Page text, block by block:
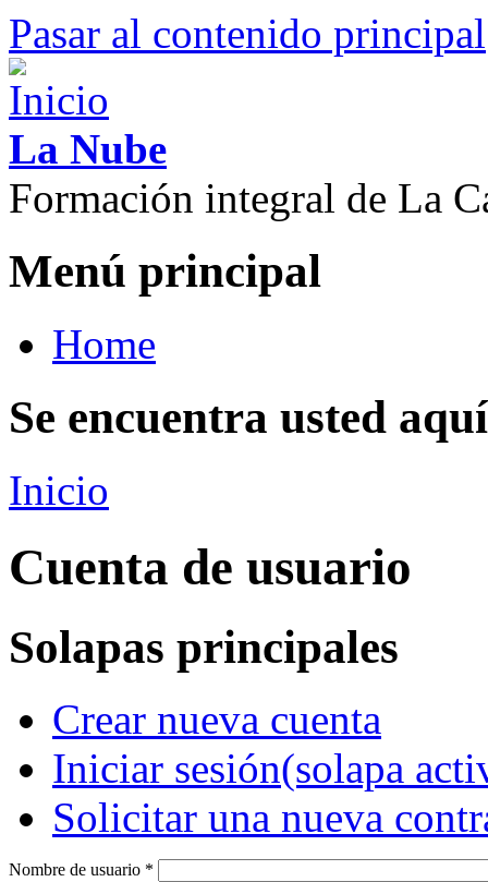
Pasar al contenido principal
La Nube
Formación integral de La
Menú principal
Home
Se encuentra usted aquí
Inicio
Cuenta de usuario
Solapas principales
Crear nueva cuenta
Iniciar sesión(solapa
Solicitar una nueva
Nombre de usuario *